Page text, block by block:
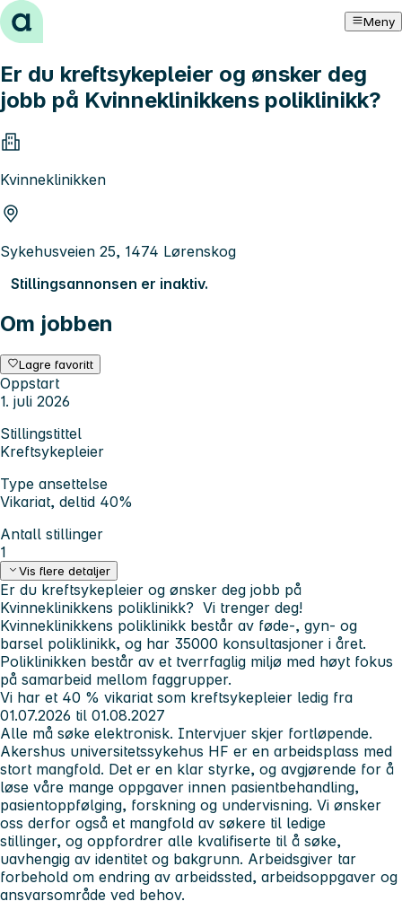
Hopp til innhold Meny
Er du kreftsykepleier og ønsker deg
jobb på Kvinneklinikkens poliklinikk?
Kvinneklinikken
Sykehusveien 25, 1474 Lørenskog
Stillingsannonsen er inaktiv.
Om jobben
Lagre favoritt
Oppstart
1. juli 2026
Stillingstittel
Kreftsykepleier
Type ansettelse
Vikariat, deltid 40%
Antall stillinger
1
Vis flere detaljer
Er du kreftsykepleier og ønsker deg jobb på
Kvinneklinikkens poliklinikk? Vi trenger deg!
Kvinneklinikkens poliklinikk består av føde-, gyn- og
barsel poliklinikk, og har 35000 konsultasjoner i året.
Poliklinikken består av et tverrfaglig miljø med høyt fokus
på samarbeid mellom faggrupper.
Vi har et 40 % vikariat som kreftsykepleier ledig fra
01.07.2026 til 01.08.2027
Alle må søke elektronisk. Intervjuer skjer fortløpende.
Akershus universitetssykehus HF er en arbeidsplass med
stort mangfold. Det er en klar styrke, og avgjørende for å
løse våre mange oppgaver innen pasientbehandling,
pasientoppfølging, forskning og undervisning. Vi ønsker
oss derfor også et mangfold av søkere til ledige
stillinger, og oppfordrer alle kvalifiserte til å søke,
uavhengig av identitet og bakgrunn. Arbeidsgiver tar
forbehold om endring av arbeidssted, arbeidsoppgaver og
ansvarsområde ved behov.